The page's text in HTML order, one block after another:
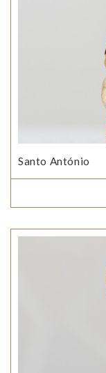
Santo António